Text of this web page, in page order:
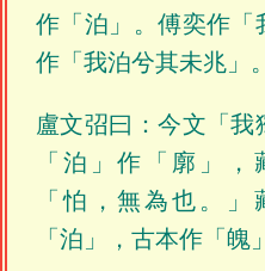
作「泊」。傅奕作「
作「我泊兮其未兆」
盧文弨曰：今文「
「泊」作「廓」，
「怕，無為也。
「泊」，古本作「魄